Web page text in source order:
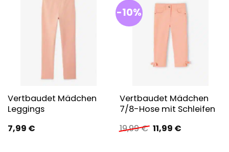
Vertbaudet Mädchen
Leggings
7,99 €
-10%
Vertbaudet Mädchen
7/8-Hose mit Schleifen
19,99€ Ursprünglicher
Preis
11,99 €Aktueller